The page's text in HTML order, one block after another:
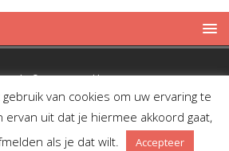
© 2019 Spreekbuis
van cookies om uw ervaring te
ervan uit dat je hiermee akkoord gaat,
als je dat wilt.
Accepteer